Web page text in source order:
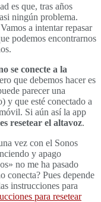
es que, tras años
ningún problema.
a intentar repasar
podemos encontrarnos
se conecte a la
que debemos hacer es
parecer una
y que esté conectado a
Si aún así la app
resetear el altavoz.
vez con el Sonos
y apago
no me ha pasado
conecta? Pues depende
instrucciones para
para resetear